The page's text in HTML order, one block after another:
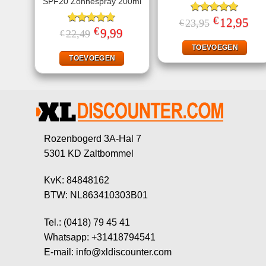
Gewaardeerd
4.67uit 5
€22,49 Oorspronkelijke
prijs
€22,49.
€9,99
€9,99.
TOEVOEGEN
Gewaardeerd
5.00uit 5
€23,95
prijs
€23,95.
€ 12,95
TOEVOEGEN
Rozenbogerd 3A-Hal 7
5301 KD Zaltbommel
KvK: 84848162
BTW: NL863410303B01
Tel.: (0418) 79 45 41
Whatsapp: +31418794541
E-mail: info@xldiscounter.com